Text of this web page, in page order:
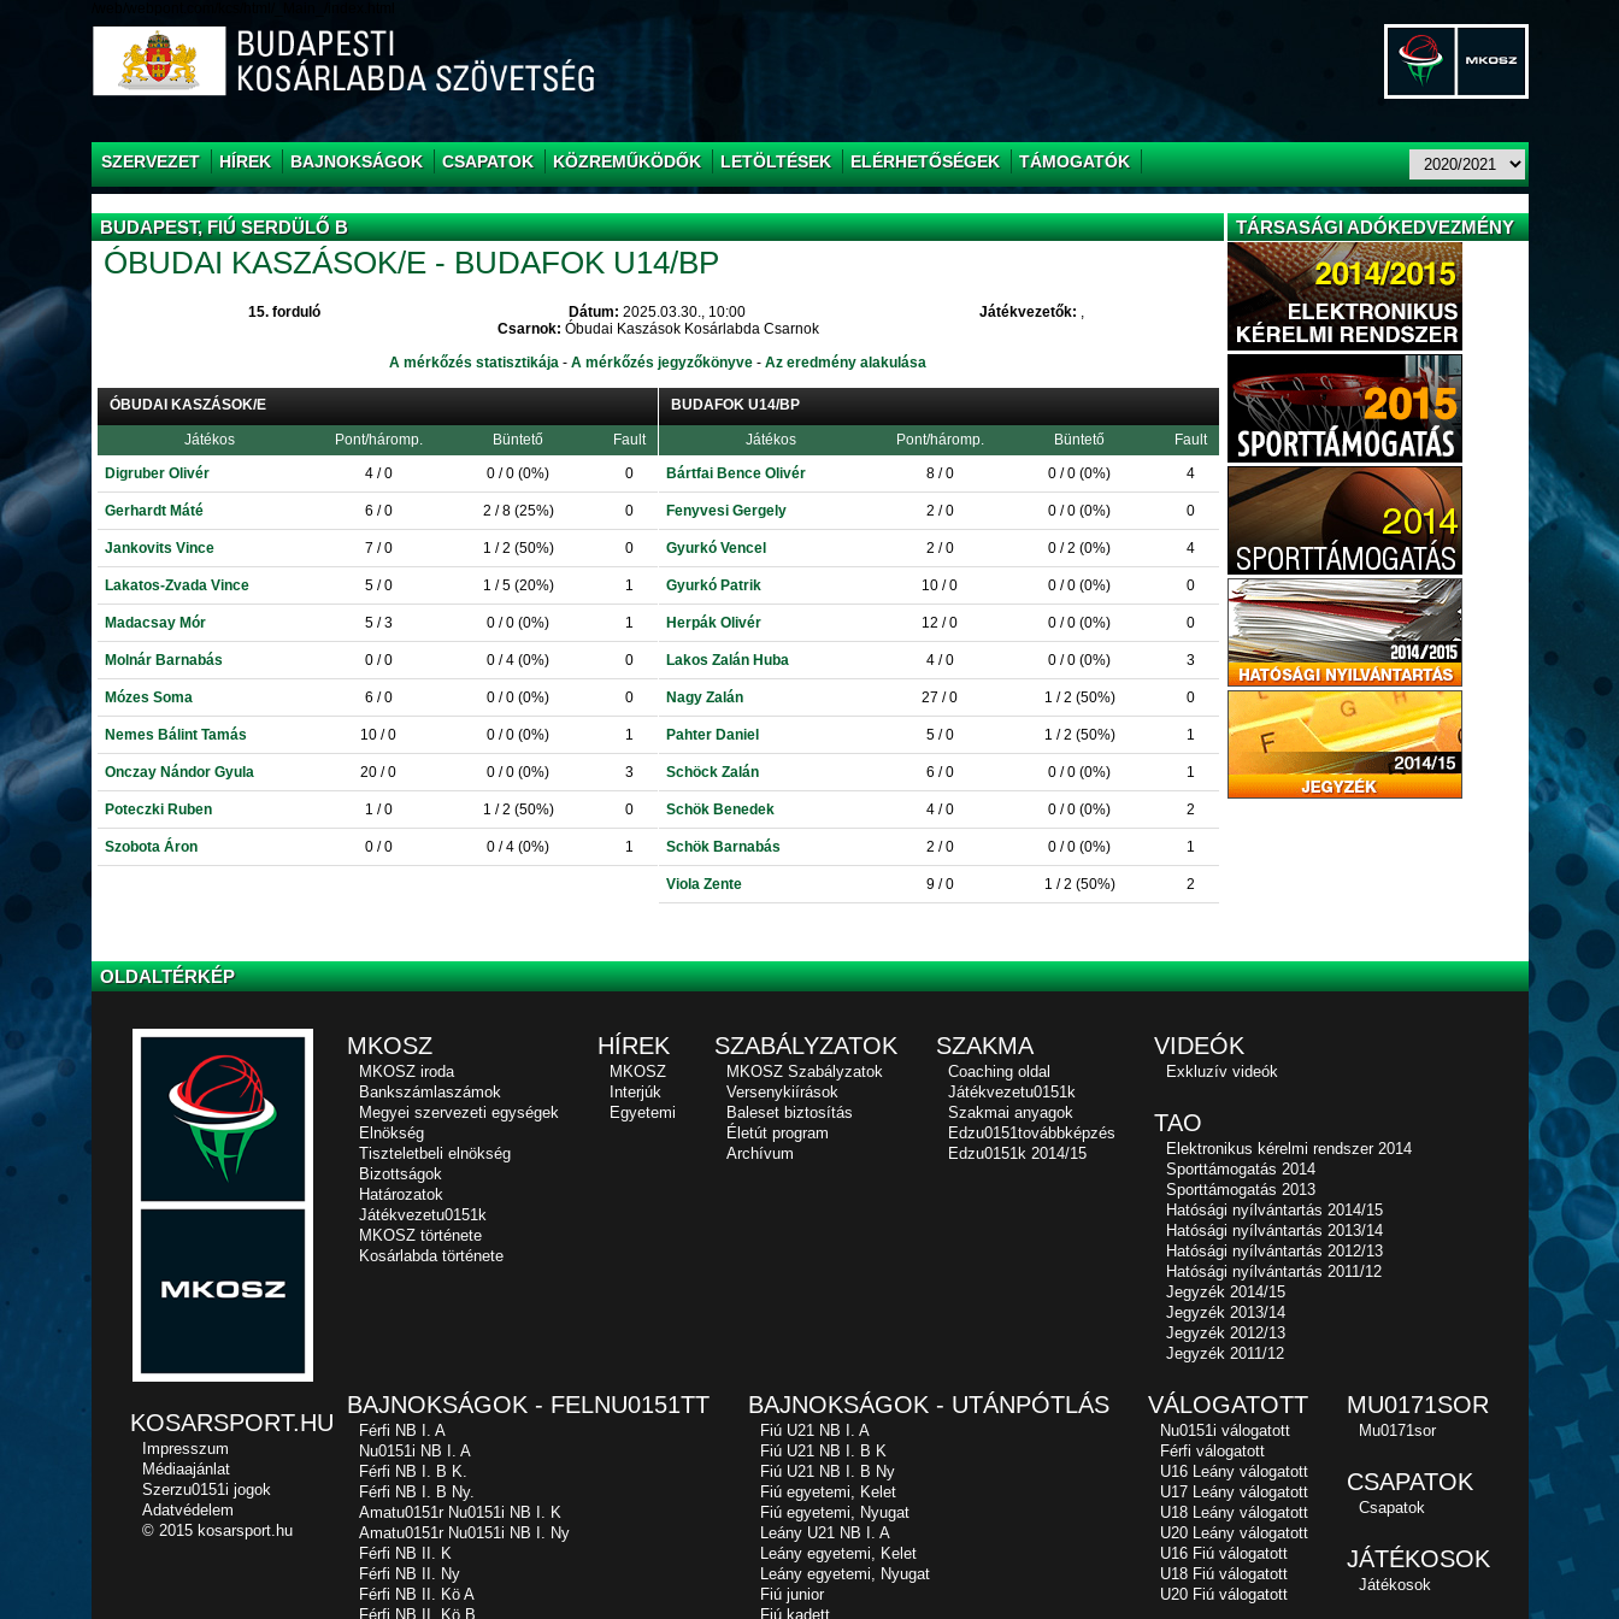
SZERVEZET HÍREK BAJNOKSÁGOK CSAPATOK KÖZREMŰKÖDŐK LETÖLTÉSEK ELÉRHETŐSÉGEK TÁMOGATÓK
BUDAPEST, FIÚ SERDÜLŐ B
ÓBUDAI KASZÁSOK/E - BUDAFOK U14/BP
15. forduló Dátum: 2025.03.30., 10:00 Játékvezetők: ,
Csarnok: Óbudai Kaszások Kosárlabda Csarnok
A mérkőzés statisztikája- A mérkőzés jegyzőkönyve- Az eredmény alakulása
ÓBUDAI KASZÁSOK/E
Játékos Pont/háromp. Büntető
Fault
Digruber Olivér
4 / 0 0 / 0 (0%) 0
Gerhardt Máté 6 / 0 2 / 8 (25%) 0
Jankovits Vince 7 / 0 1 / 2 (50%) 0
Lakatos-Zvada Vince 5 / 0 1 / 5 (20%) 1
Madacsay Mór 5 / 3 0 / 0 (0%) 1
Molnár Barnabás 0 / 0 0 / 4 (0%) 0
Mózes Soma 6 / 0 0 / 0 (0%) 0
Nemes Bálint Tamás 10 / 0 0 / 0 (0%) 1
Onczay Nándor Gyula 20 / 0 0 / 0 (0%) 3
Poteczki Ruben 1 / 0 1 / 2 (50%) 0
Szobota Áron 0 / 0 0 / 4 (0%) 1
BUDAFOK U14/BP
Játékos Pont/háromp. Büntető
Fault
Bártfai Bence Olivér
8 / 0 0 / 0 (0%) 4
Fenyvesi Gergely 2 / 0 0 / 0 (0%) 0
Gyurkó Vencel 2 / 0 0 / 2 (0%) 4
Gyurkó Patrik 10 / 0 0 / 0 (0%) 0
Herpák Olivér 12 / 0 0 / 0 (0%) 0
Lakos Zalán Huba 4 / 0 0 / 0 (0%) 3
Nagy Zalán 27 / 0 1 / 2 (50%) 0
Pahter Daniel 5 / 0 1 / 2 (50%) 1
Schöck Zalán 6 / 0 0 / 0 (0%) 1
Schök Benedek 4 / 0 0 / 0 (0%) 2
Schök Barnabás 2 / 0 0 / 0 (0%) 1
Viola Zente 9 / 0 1 / 2 (50%) 2
TÁRSASÁGI ADÓKEDVEZMÉNY
OLDALTÉRKÉP
MKOSZ
MKOSZ iroda
Bankszámlaszámok
Megyei szervezeti egységek
Elnökség
Tiszteletbeli elnökség
Bizottságok
Határozatok
Játékvezetu0151k
MKOSZ története
Kosárlabda története
HÍREK
MKOSZ
Interjúk
Egyetemi
SZABÁLYZATOK
MKOSZ Szabályzatok
Versenykiírások
Baleset biztosítás
Életút program
Archívum
SZAKMA
Coaching oldal
Játékvezetu0151k
Szakmai anyagok
Edzu0151továbbképzés
Edzu0151k 2014/15
VIDEÓK
Exkluzív videók
TAO
Elektronikus kérelmi rendszer 2014
Sporttámogatás 2014
Sporttámogatás 2013
Hatósági nyílvántartás 2014/15
Hatósági nyílvántartás 2013/14
Hatósági nyílvántartás 2012/13
Hatósági nyílvántartás 2011/12
Jegyzék 2014/15
Jegyzék 2013/14
Jegyzék 2012/13
Jegyzék 2011/12
BAJNOKSÁGOK - FELNU0151TT
Férfi NB I. A
Nu0151i NB I. A
Férfi NB I. B K.
Férfi NB I. B Ny.
Amatu0151r Nu0151i NB I. K
Amatu0151r Nu0151i NB I. Ny
Férfi NB II. K
Férfi NB II. Ny
Férfi NB II. Kö A
Férfi NB II. Kö B
BAJNOKSÁGOK - UTÁNPÓTLÁS
Fiú U21 NB I. A
Fiú U21 NB I. B K
Fiú U21 NB I. B Ny
Fiú egyetemi, Kelet
Fiú egyetemi, Nyugat
Leány U21 NB I. A
Leány egyetemi, Kelet
Leány egyetemi, Nyugat
Fiú junior
Fiú kadett
VÁLOGATOTT
Nu0151i válogatott
Férfi válogatott
U16 Leány válogatott
U17 Leány válogatott
U18 Leány válogatott
U20 Leány válogatott
U16 Fiú válogatott
U18 Fiú válogatott
U20 Fiú válogatott
MU0171SOR
Mu0171sor
CSAPATOK
Csapatok
JÁTÉKOSOK
Játékosok
KOSARSPORT.HU
Impresszum
Médiaajánlat
Szerzu0151i jogok
Adatvédelem
© 2015 kosarsport.hu